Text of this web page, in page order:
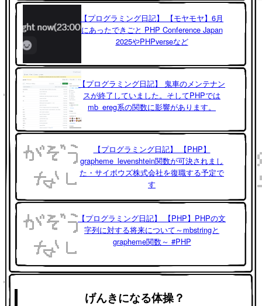
【プログラミング日記】 【モヤモヤ】6月
にあったできごと PHP Conference Japan
2025やPHPverseなど
【プログラミング日記】 鬼車のメンテナン
スが終了していました。そしてPHPでは
mb_ereg系の関数に影響があります。
【プログラミング日記】 【PHP】
grapheme_levenshtein関数が可決されまし
た・サイボウズ株式会社を復職する予定で
す
【プログラミング日記】 【PHP】PHPの文
字列に対する将来について～mbstringと
grapheme関数～ #PHP
げんきになる体操？